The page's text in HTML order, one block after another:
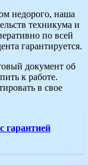
недорого, наша
техникума и
по всей
гарантируется.
документ об
к работе.
в свое
гарантией